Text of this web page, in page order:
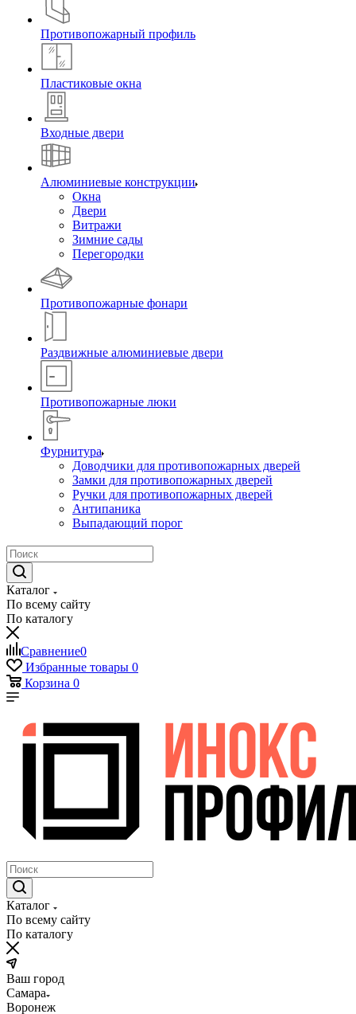
Противопожарный профиль
Пластиковые окна
Входные двери
Алюминиевые конструкции
Окна
Двери
Витражи
Зимние сады
Перегородки
Противопожарные фонари
Раздвижные алюминиевые двери
Противопожарные люки
Фурнитура
Доводчики для противопожарных дверей
Замки для противопожарных дверей
Ручки для противопожарных дверей
Антипаника
Выпадающий порог
Каталог
По всему сайту
По каталогу
Сравнение0
Избранные товары 0
Корзина 0
Каталог
По всему сайту
По каталогу
Ваш город
Самара
Воронеж